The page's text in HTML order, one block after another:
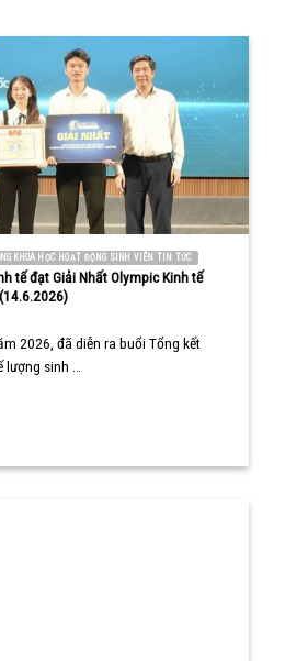
KHOA HỌC HOẠT ĐỘNG SINH VIÊN TIN TỨC
tế đạt Giải Nhất Olympic Kinh tế
2026, đã diễn ra buổi Tổng kết
sinh …